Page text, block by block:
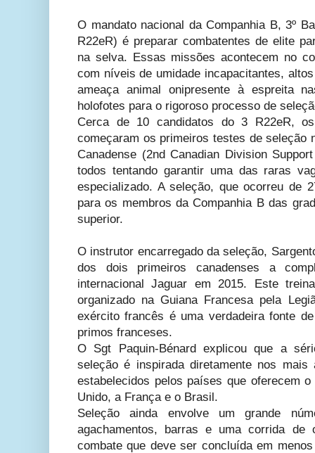
O mandato nacional da Companhia B, 3º
R22eR) é preparar combatentes de elite
na selva. Essas missões acontecem no
com níveis de umidade incapacitantes,
ameaça animal onipresente à espreita
holofotes para o rigoroso processo de
Cerca de 10 candidatos do 3 R22eR,
começaram os primeiros testes de seleção
Canadense (2nd Canadian Division
todos tentando garantir uma das raras
especializado. A seleção, que ocorreu de
para os membros da Companhia B das
superior.
O instrutor encarregado da seleção,
dos dois primeiros canadenses a
internacional Jaguar em 2015. Este
organizado na Guiana Francesa pela
exército francês é uma verdadeira fonte
primos franceses.
O Sgt Paquin-Bénard explicou que a
seleção é inspirada diretamente nos mais
estabelecidos pelos países que oferecem
Unido, a França e o Brasil.
Seleção ainda envolve um grande
agachamentos, barras e uma corrida de
combate que deve ser concluída em